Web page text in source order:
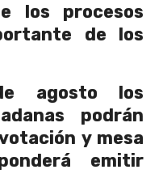
los procesos
de los
agosto los
podrán
y mesa
emitir